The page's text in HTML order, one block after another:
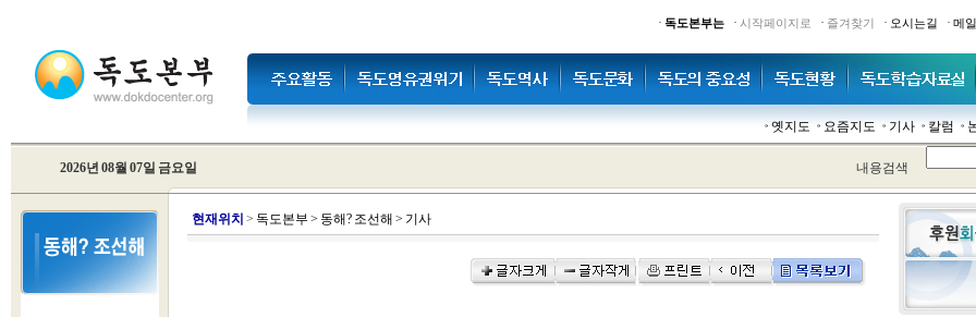
· 독도본부는 · 시작페이지로 · 즐겨찾기 · 오시는길 · 메
옛지도 요즘지도 기사 칼럼
2026년 08월 07일 금요일 내용검색
현재위치 > 독도본부 > 동해? 조선해 > 기사